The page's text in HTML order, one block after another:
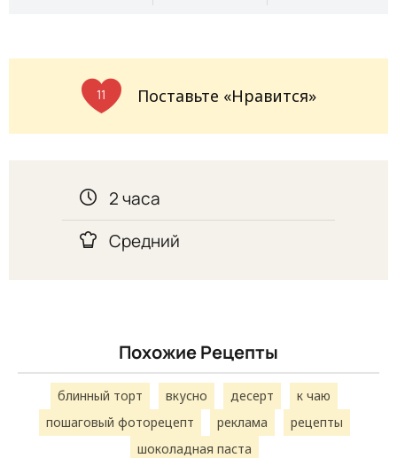
11 Поставьте «Нравится»
2 часа
Средний
Похожие Рецепты
блинный торт вкусно десерт
к чаю
пошаговый фоторецепт
реклама
рецепты
шоколадная паста